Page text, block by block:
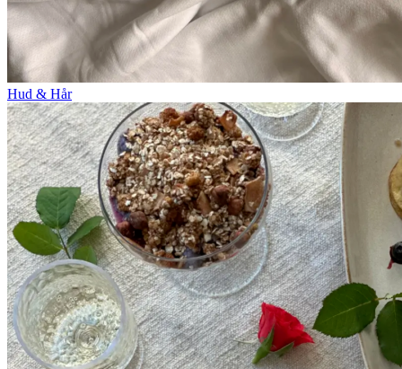
Hud & Hår